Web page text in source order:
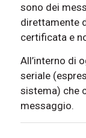
sono dei
direttamente
certificata e
All’interno di
seriale
sistema) che
messaggio.